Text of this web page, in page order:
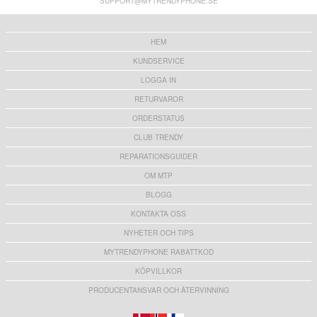
HEM
KUNDSERVICE
LOGGA IN
RETURVAROR
ORDERSTATUS
CLUB TRENDY
REPARATIONSGUIDER
OM MTP
BLOGG
KONTAKTA OSS
NYHETER OCH TIPS
MYTRENDYPHONE RABATTKOD
KÖPVILLKOR
PRODUCENTANSVAR OCH ÅTERVINNING